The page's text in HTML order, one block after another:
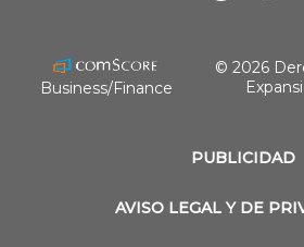
PUBLICIDAD
AVISO LEGAL Y DE
Business/Finance
© 2026